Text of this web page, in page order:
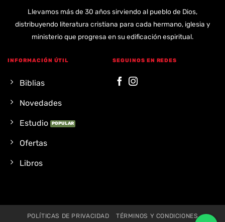
Llevamos más de 30 años sirviendo al pueblo de Dios,
distribuyendo literatura cristiana para cada hermano, iglesia y
ministerio que progresa en su edificación espiritual.
INFORMACIÓN ÚTIL
Biblias
Novedades
Estudio
Ofertas
Libros
SEGUINOS EN REDES
POLÍTICAS DE PRIVACIDAD TÉRMINOS Y CONDICIONES